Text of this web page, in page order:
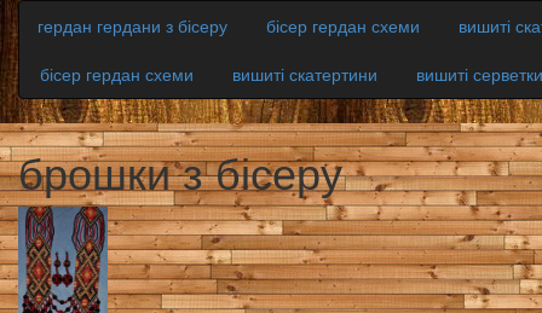
гердан гердани з бісеру бісер гердан схеми
вишиті
бісер гердан схеми
вишиті скатертини вишиті серветки
брошки з бісеру